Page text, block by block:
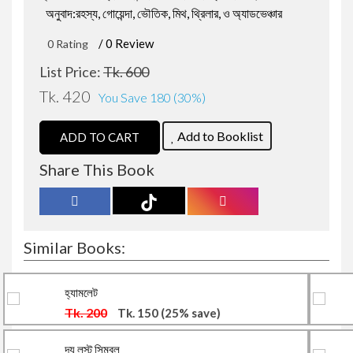
বারাক ওবামা
বিভূতিভূষণ বন্দ্যোপাধ্যায়
সৌমেন সাহা
শরীফুল হাসান
জোনাথন এল.লী
মহিউদ্দিন আহমদ
রাজনীতি বিষয়ক প্রবন্ধ
প্রফেশনাল ও ক্যারিয়ার উন্নয়ন
বিজ্ঞানভিত্তিক প্রবন্ধ
আত্ন-উন্নয়ন ও মোটিভেশন
ফ্রিল্যান্সিং ও আউটসোর্সিং
ডায়েরি ও চিঠিপত্র সংকলন
অনুবাদ:রহস্য, গোয়েন্দা, ভৌতিক, মিথ, থ্রিলার, ও অ্যাডভেঞ্চার
0 Rating / 0 Review
List Price:Tk. 600
Tk. 420 You Save 180 (30%)
ADD TO CART Add to Booklist
Share This Book
Similar Books:
Tk. 300 Tk. 225(25% save)
প্রতিশোধ